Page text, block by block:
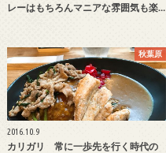
レーはもちろんマニアな雰囲気も楽…
秋葉原
2016.10.9
カリガリ 常に一歩先を行く時代の